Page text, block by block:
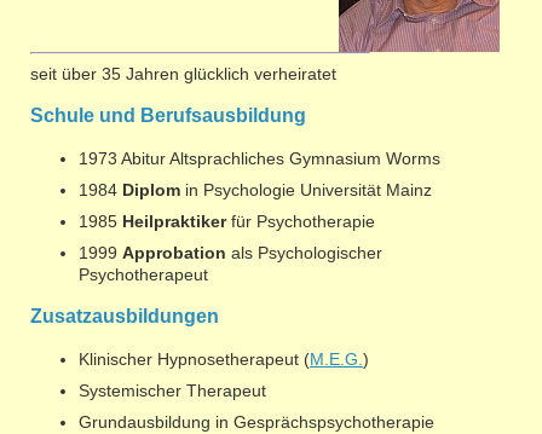
seit über 35 Jahren glücklich verheiratet
Schule und Berufsausbildung
1973 Abitur Altsprachliches Gymnasium Worms
1984 Diplom in Psychologie Universität Mainz
1985 Heilpraktikerfür Psychotherapie
1999 Approbation als Psychologischer
Psychotherapeut
Zusatzausbildungen
Klinischer Hypnosetherapeut (M.E.G.)
Systemischer Therapeut
Grundausbildung in Gesprächspsychotherapie